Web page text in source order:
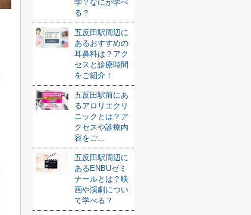
学？なにが学べ
る？
五反田駅周辺に
あるおすすめの
耳鼻科は？アク
セスと診療時間
をご紹介！
五反田駅前にあ
るアロリエクリ
ニックとは？ア
クセスや診療内
容をご...
五反田駅周辺に
あるENBUゼミ
ナールとは？映
画や演劇につい
て学べる？